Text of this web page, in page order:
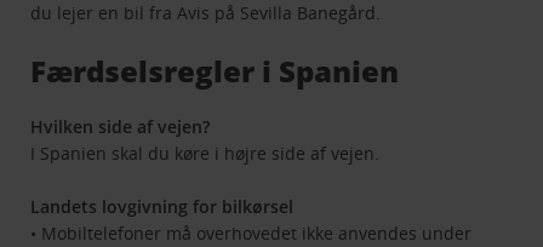
du lejer en bil fra Avis på Sevilla Banegård.
Færdselsregler i Spanien
Hvilken side af vejen?
I Spanien skal du køre i højre side af vejen.
Landets lovgivning for bilkørsel
• Mobiltelefoner må overhovedet ikke anvendes under